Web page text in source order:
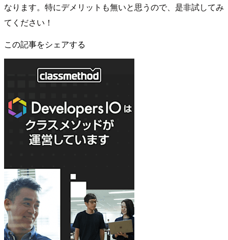
なります。特にデメリットも無いと思うので、是非試してみ
てください！
この記事をシェアする